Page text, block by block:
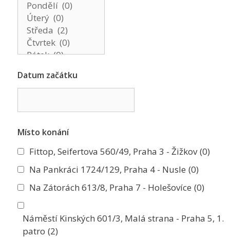
Datum začátku
Místo konání
Fittop, Seifertova 560/49, Praha 3 - Žižkov (0)
Na Pankráci 1724/129, Praha 4 - Nusle (0)
Na Zátorách 613/8, Praha 7 - Holešovíce (0)
Náměstí Kinských 601/3, Malá strana - Praha 5, 1.
patro (2)